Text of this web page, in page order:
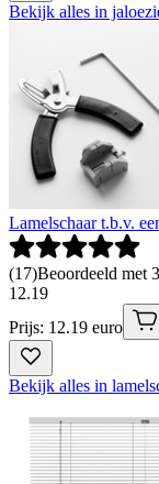
Bekijk alles in
Lamelschaar t.b.v.
(17)Beoordeeld met
12.19
Prijs: 12.19 euro
Bekijk alles in